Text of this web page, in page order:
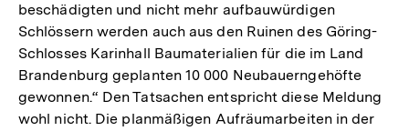
beschädigten und nicht mehr aufbauwürdigen
Schlössern werden auch aus den Ruinen des Göring-
Schlosses Karinhall Baumaterialien für die im Land
Brandenburg geplanten 10 000 Neubauerngehöfte
gewonnen.“ Den Tatsachen entspricht diese Meldung
wohl nicht. Die planmäßigen Aufräumarbeiten in der